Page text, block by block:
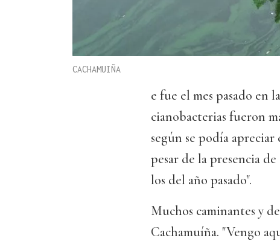
CACHAMUIÑA
e fue el mes pasado en
cianobacterias fueron
según se podía
pesar de la presencia
los del año pasado".
Muchos caminantes y
Cachamuíña. "Vengo